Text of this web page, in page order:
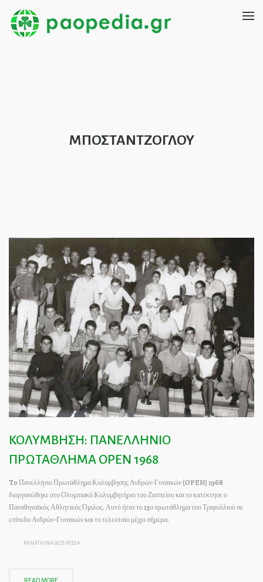
ΜΠΟΣΤΑΝΤΖΟΓΛΟΥ
ΚΟΛΥΜΒΗΣΗ: ΠΑΝΕΛΛΗΝΙΟ
ΠΡΩΤΑΘΛΗΜΑ OPEN 1968
To Πανελλήνιο Πρωτάθλημα Κολύμβησης Ανδρών-Γυναικών (OPEN) 1968
διοργανώθηκε στο Ολυμπιακό Κολυμβητήριο του Ζαππείου και το κατέκτησε ο
Παναθηναϊκός Αθλητικός Όμιλος. Αυτό ήταν το 13ο πρωτάθλημα του Τριφυλλιού σε
επίπεδο Ανδρών-Γυναικών και το τελευταίο μέχρι σήμερα.
PANATHINAIKOS PEDIA
READ MORE